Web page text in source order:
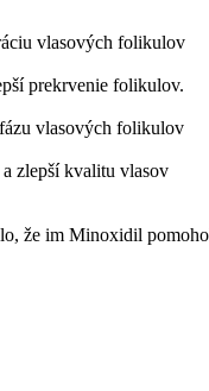
vlasových folikulov
prekrvenie folikulov.
vlasových folikulov
zlepší kvalitu vlasov
že im Minoxidil